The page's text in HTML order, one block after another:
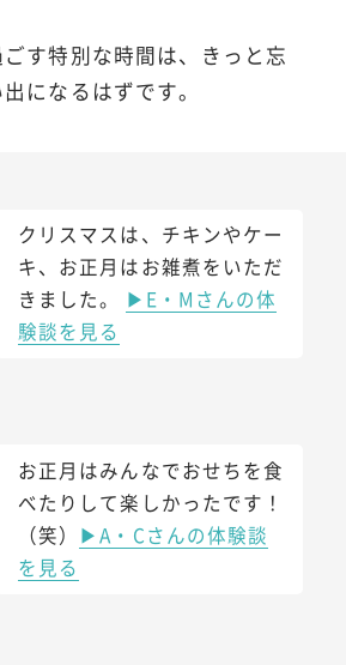
す特別な時間は、きっと忘
になるはずです。
クリスマスは、チキンやケー
キ、お正月はお雑煮をいただ
きました。
▶E・Mさんの体
験談を見る
お正月はみんなでおせちを食
べたりして楽しかったです！
（笑） ▶A・Cさんの体験談
を見る